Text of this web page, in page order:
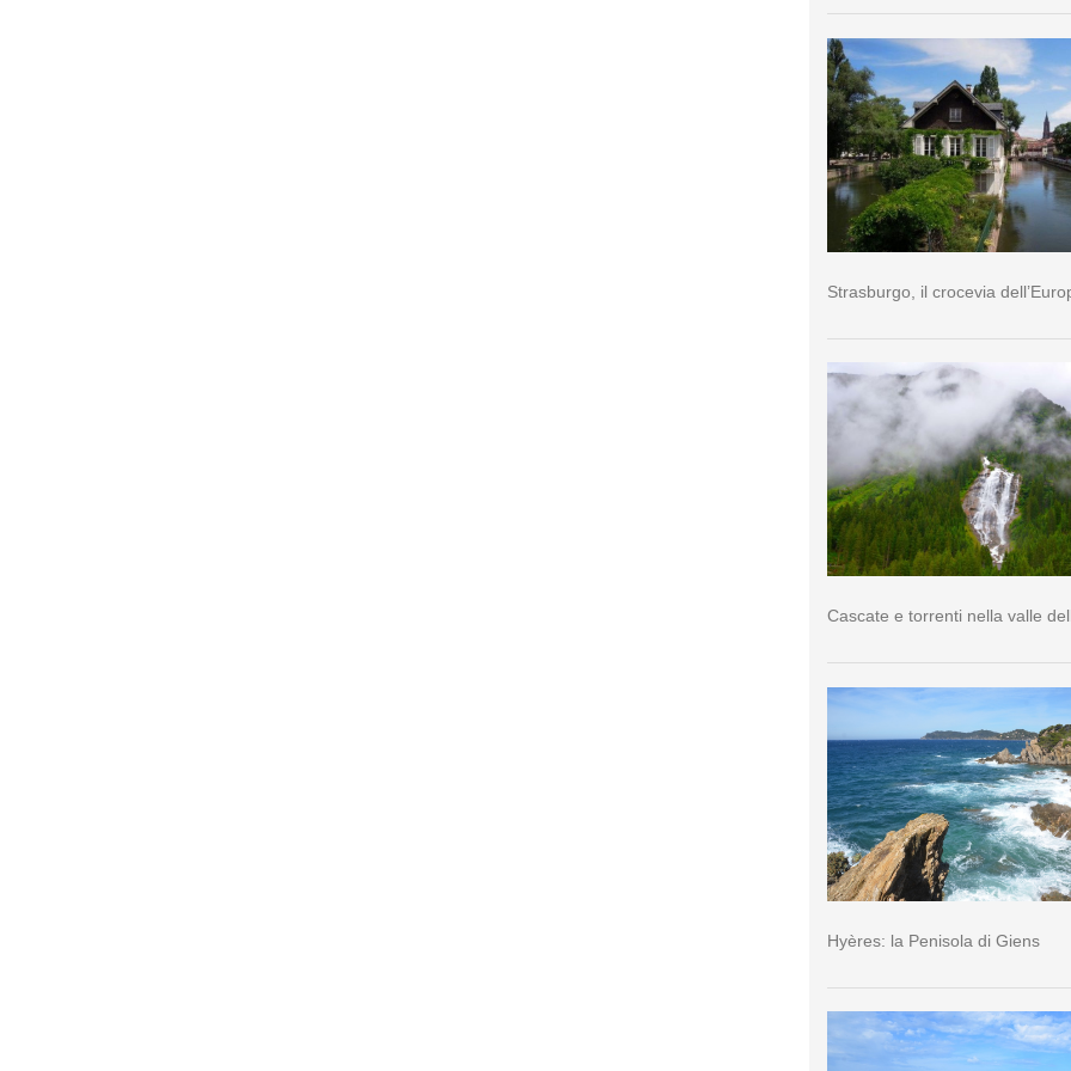
Strasburgo, il crocevia
Cascate e torrenti nella valle
Hyères: la Penisola di Giens